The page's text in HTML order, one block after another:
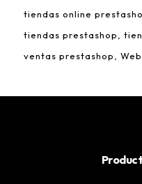
tiendas online
tiendas prestashop
ventas prestashop